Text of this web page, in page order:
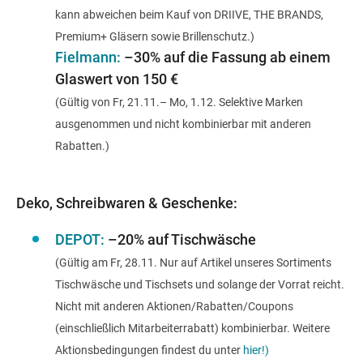
kann abweichen beim Kauf von DRIIVE, THE BRANDS,
Premium+ Gläsern sowie Brillenschutz.)
Fielmann: –30% auf die Fassungab einem
Glaswert von 150 €
(Gültig von Fr, 21.11.– Mo, 1.12. Selektive Marken
ausgenommen und nicht kombinierbar mit anderen
Rabatten.)
Deko, Schreibwaren & Geschenke:
DEPOT: –20% auf Tischwäsche
(Gültig am Fr, 28.11. Nur auf Artikel unseres Sortiments
Tischwäsche und Tischsets und solange der Vorrat reicht.
Nicht mit anderen Aktionen/Rabatten/Coupons
(einschließlich Mitarbeiterrabatt) kombinierbar. Weitere
Aktionsbedingungen findest du unter hier!)